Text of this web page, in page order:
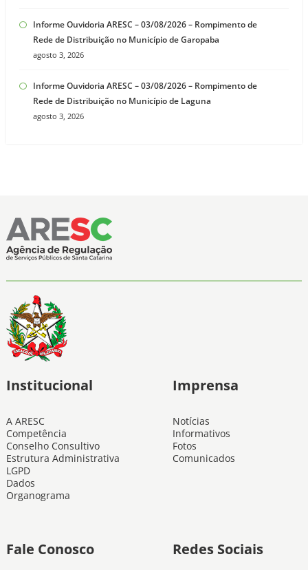
Informe Ouvidoria ARESC – 03/08/2026 – Rompimento de
Rede de Distribuição no Município de Garopaba
agosto 3, 2026
Informe Ouvidoria ARESC – 03/08/2026 – Rompimento de
Rede de Distribuição no Município de Laguna
agosto 3, 2026
Institucional
A ARESC
Competência
Conselho Consultivo
Estrutura Administrativa
LGPD
Dados
Organograma
Imprensa
Notícias
Informativos
Fotos
Comunicados
Fale Conosco Redes Sociais